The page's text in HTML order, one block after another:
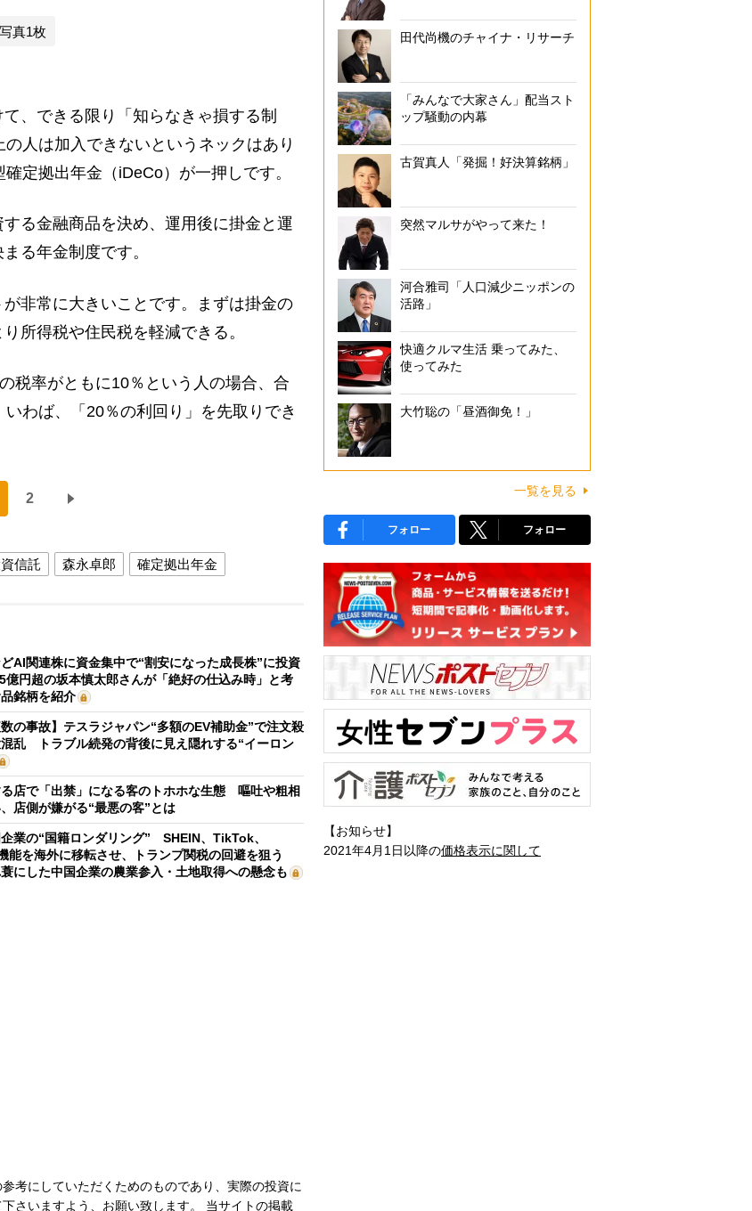
写真1枚
、できる限り「知らなきゃ損する制
人は加入できないというネックはあり
定拠出年金（iDeCo）が一押しです。
る金融商品を決め、運用後に掛金と運
る年金制度です。
非常に大きいことです。まずは掛金の
所得税や住民税を軽減できる。
税率がともに10％という人の場合、合
わば、「20％の利回り」を先取りでき
2
信託 森永卓郎 確定拠出年金
AI関連株に資金集中で“割安になった成長株”に投資
円超の坂本慎太郎さんが「絶好の仕込み時」と考
銘柄を紹介
数の事故】テスラジャパン“多額のEV補助金”で注文殺
乱 トラブル続発の背後に見え隠れする“イーロン
店で「出禁」になる客のトホホな生態 嘔吐や粗相
店側が嫌がる“最悪の客”とは
業の“国籍ロンダリング” SHEIN、TikTok、
能を海外に移転させ、トランプ関税の回避を狙う
にした中国企業の農業参入・土地取得への懸念も
考にしていただくためのものであり、実際の投資に
さいますよう、お願い致します。 当サイトの掲載
田代尚機のチャイナ・リサーチ
「みんなで大家さん」配当スト
ップ騒動の内幕
古賀真人「発掘！好決算銘柄」
突然マルサがやって来た！
河合雅司「人口減少ニッポンの
活路」
快適クルマ生活 乗ってみた、
使ってみた
大竹聡の「昼酒御免！」
一覧を見る
フォロー フォロー
【お知らせ】
2021年4月1日以降の価格表示に関して